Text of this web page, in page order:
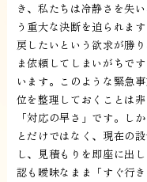
き、私たちは冷静さを失
う重大な決断を迫られま
戻したいという欲求が勝
ま依頼してしまいがちで
います。このような緊急
位を整理しておくことは
「対応の早さ」です。し
とだけではなく、現在の
し、見積もりを即座に出
認も曖昧なまま「すぐ行